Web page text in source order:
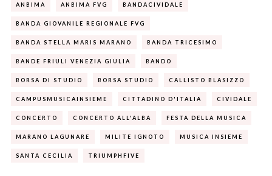
ANBIMA ANBIMA FVG BANDACIVIDALE
BANDA GIOVANILE REGIONALE FVG
BANDA STELLA MARIS MARANO BANDA TRICESIMO
BANDE FRIULI VENEZIA GIULIA BANDO
BORSA DI STUDIO BORSA STUDIO CALLISTO BLASIZZO
CAMPUSMUSICAINSIEME CITTADINO D'ITALIA CIVIDALE
CONCERTO CONCERTO ALL'ALBA FESTA DELLA MUSICA
MARANO LAGUNARE MILITE IGNOTO MUSICA INSIEME
SANTA CECILIA TRIUMPHFIVE